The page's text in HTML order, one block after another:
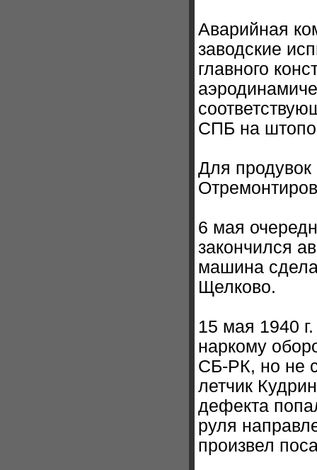
Аварийная
заводские
главного
СПБ на
Для
6 мая
закончился
машина
Щелково.
15 мая 1940
наркому
СБ-РК, но не
летчик
дефекта
руля
произвел